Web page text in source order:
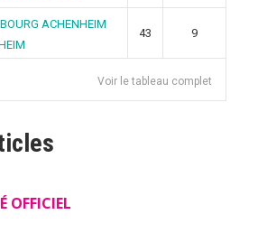
ACHENHEIM
43 9
Voir le tableau complet
OFFICIEL